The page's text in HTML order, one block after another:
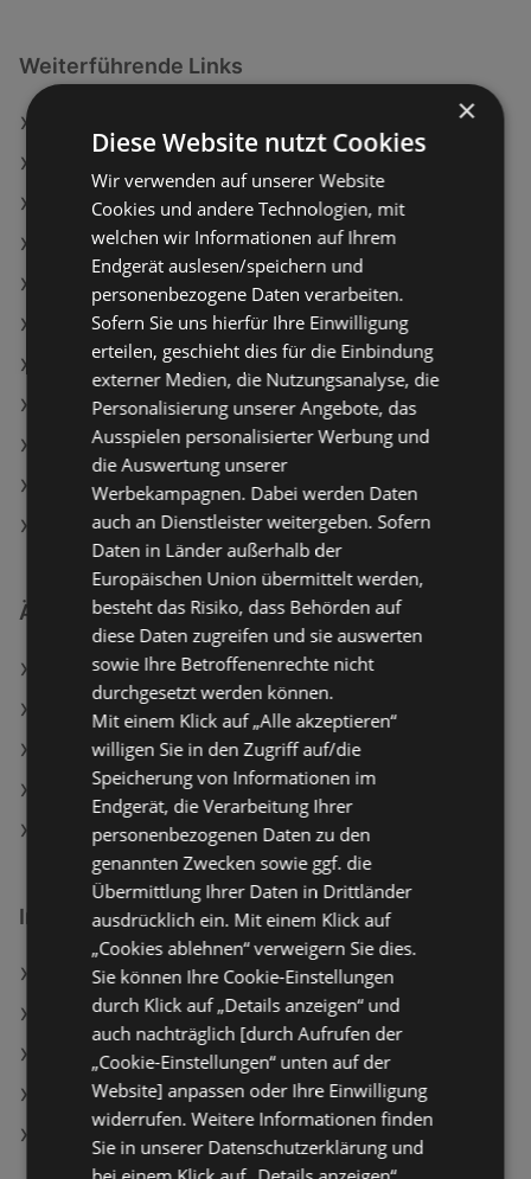
Weiterführende Links
Softis Toilettenpapier supersoft
SPAR Angebote
HOFER Angebote
Aktuelle Lidl Flugblätter
Aktuelle ADEG Flugblätter
Aktuelle HOFER Flugblätter
Aktuelle T&G Flugblätter
Aktuelle PENNY Flugblätter
EUROSPAR Filialen in Bregenz
Ähnliche Händler
MPREIS Angebote
Lidl Angebote
T&G Angebote
BILLA Angebote
BILLA PLUS Angebote
Interessantes auf wogibtswas.at
COLLOSEUM Filialen in Wien (18. Bezirk)
Nah&Frisch Filialen in Wien (18. Bezirk)
Ofenfrischer Schokotwister Angebote
Matratzen Concord Filialen in Wien (18. Bezirk)
Madruzzo Angebote
×
Diese Website nutzt Cookies
Wir verwenden auf unserer Website
Cookies und andere Technologien, mit
welchen wir Informationen auf Ihrem
Endgerät auslesen/speichern und
personenbezogene Daten verarbeiten.
Sofern Sie uns hierfür Ihre Einwilligung
erteilen, geschieht dies für die Einbindung
externer Medien, die Nutzungsanalyse, die
Personalisierung unserer Angebote, das
Ausspielen personalisierter Werbung und
die Auswertung unserer
Werbekampagnen. Dabei werden Daten
auch an Dienstleister weitergeben. Sofern
Daten in Länder außerhalb der
Europäischen Union übermittelt werden,
besteht das Risiko, dass Behörden auf
diese Daten zugreifen und sie auswerten
sowie Ihre Betroffenenrechte nicht
durchgesetzt werden können.
Mit einem Klick auf „Alle akzeptieren“
willigen Sie in den Zugriff auf/die
Speicherung von Informationen im
Endgerät, die Verarbeitung Ihrer
personenbezogenen Daten zu den
genannten Zwecken sowie ggf. die
Übermittlung Ihrer Daten in Drittländer
ausdrücklich ein. Mit einem Klick auf
„Cookies ablehnen“ verweigern Sie dies.
Sie können Ihre Cookie-Einstellungen
durch Klick auf „Details anzeigen“ und
auch nachträglich [durch Aufrufen der
„Cookie-Einstellungen“ unten auf der
Website] anpassen oder Ihre Einwilligung
widerrufen. Weitere Informationen finden
Sie in unserer Datenschutzerklärung und